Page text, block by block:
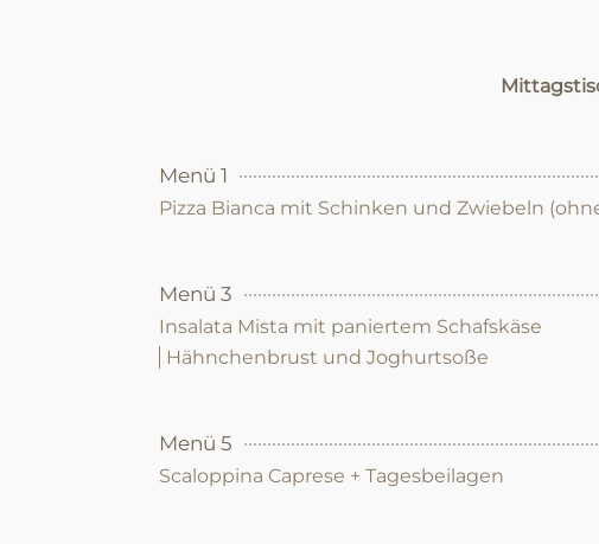
Menü 1
Pizza Bianca mit Schinken und Zwiebeln
Menü 3
Insalata Mista mit paniertem Schafskäse
Hähnchenbrust und Joghurtsoße
Menü 5
Scaloppina Caprese + Tagesbeilagen